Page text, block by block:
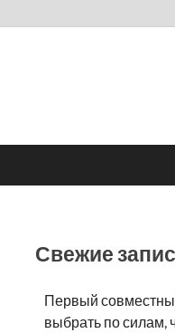
Свежие
Первый
выбрать по силам,